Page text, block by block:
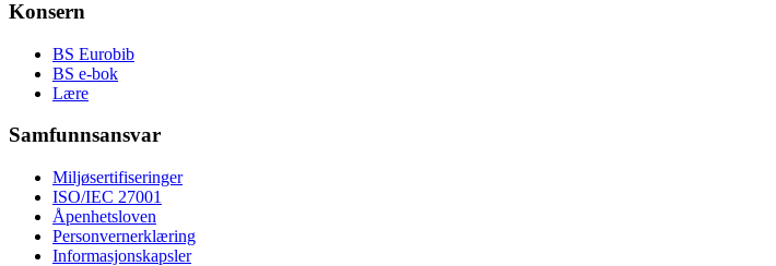
Konsern
BS Eurobib
BS e-bok
Lære
Samfunnsansvar
Miljøsertifiseringer
ISO/IEC 27001
Åpenhetsloven
Personvernerklæring
Informasjonskapsler